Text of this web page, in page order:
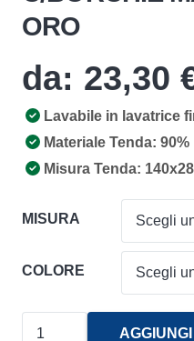
ORO
da: 23,30
Lavabile in lavatrice
Materiale Tenda:
Misura Tenda:
MISURA
COLORE